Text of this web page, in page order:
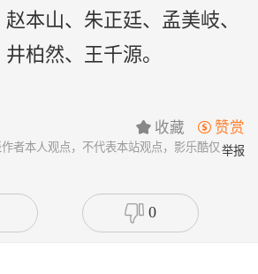
本山、朱正廷、孟美岐、
柏然、王千源。
 赞赏
 收藏
举报
者本人观点，不代表本站观点，影乐酷仅
0